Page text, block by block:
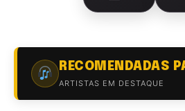
RECOMENDADAS
ARTISTAS EM DESTAQUE